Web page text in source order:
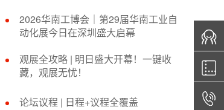
2026华南工博会｜第29届华南工业自
动化展今日在深圳盛大启幕
观展全攻略 | 明日盛大开幕！一键收
藏，观展无忧！
论坛议程 | 日程+议程全覆盖